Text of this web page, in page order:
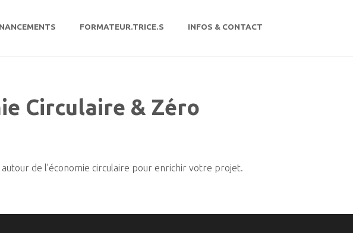
FORMATEUR.TRICE.S INFOS & CONTACT
Circulaire & Zéro
de l’économie circulaire pour enrichir votre projet.